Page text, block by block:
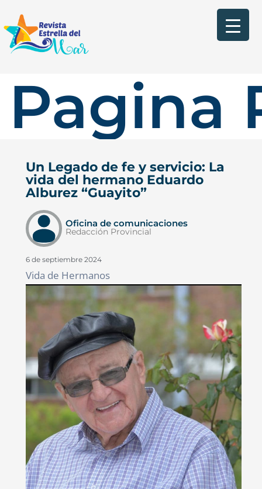
Pagina
Un Legado de fe y servicio: La
vida del hermano Eduardo
Alburez “Guayito”
Oficina de comunicaciones
Redacción Provincial
6 de septiembre 2024
Vida de Hermanos